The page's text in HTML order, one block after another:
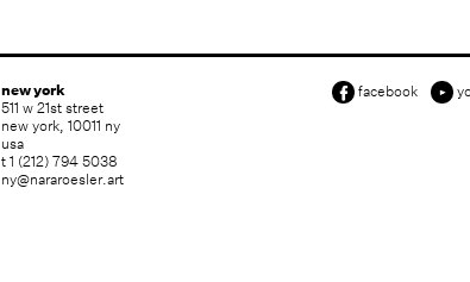
facebook
new york
511 w 21st street
new york, 10011 ny
usa
t 1 (212) 794 5038
ny@nararoesler.art